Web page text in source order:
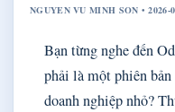
NGUYEN VU MINH SON •
Bạn từng nghe đến
phải là một phiên
doanh nghiệp nhỏ?